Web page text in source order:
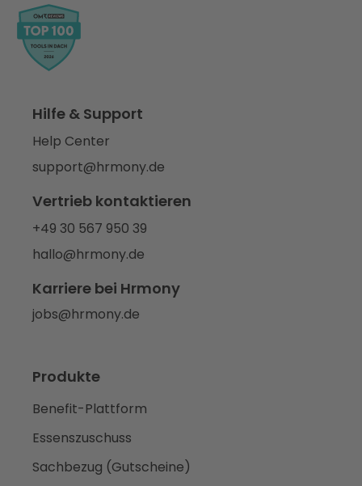
Hilfe & Support
Help Center
support@hrmony.de
Vertrieb kontaktieren
+49 30 567 950 39
hallo@hrmony.de
Karriere bei Hrmony
jobs@hrmony.de
Produkte
Benefit-Plattform
Essenszuschuss
Sachbezug (Gutscheine)